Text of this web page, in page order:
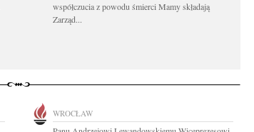
współczucia z powodu śmierci Mamy składają
Zarząd...
WROCŁAW